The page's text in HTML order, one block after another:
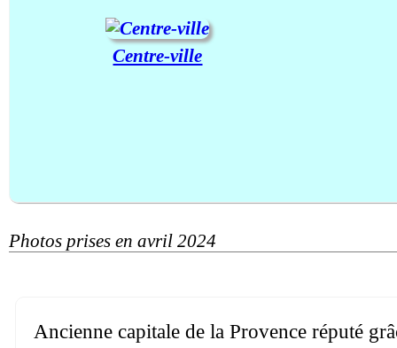
Centre-ville
Photos prises en avril 2024
Ancienne capitale de la Provence réputé